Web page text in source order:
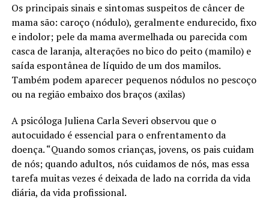
Os principais sinais e sintomas suspeitos de câncer de
mama são: caroço (nódulo), geralmente endurecido, fixo
e indolor; pele da mama avermelhada ou parecida com
casca de laranja, alterações no bico do peito (mamilo) e
saída espontânea de líquido de um dos mamilos.
Também podem aparecer pequenos nódulos no pescoço
ou na região embaixo dos braços (axilas)
A psicóloga Juliena Carla Severi observou que o
autocuidado é essencial para o enfrentamento da
doença. “Quando somos crianças, jovens, os pais cuidam
de nós; quando adultos, nós cuidamos de nós, mas essa
tarefa muitas vezes é deixada de lado na corrida da vida
diária, da vida profissional.